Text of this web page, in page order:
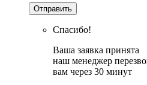
Отправить
Спасибо!
Ваша заявка принята
наш менеджер
вам через 30 минут